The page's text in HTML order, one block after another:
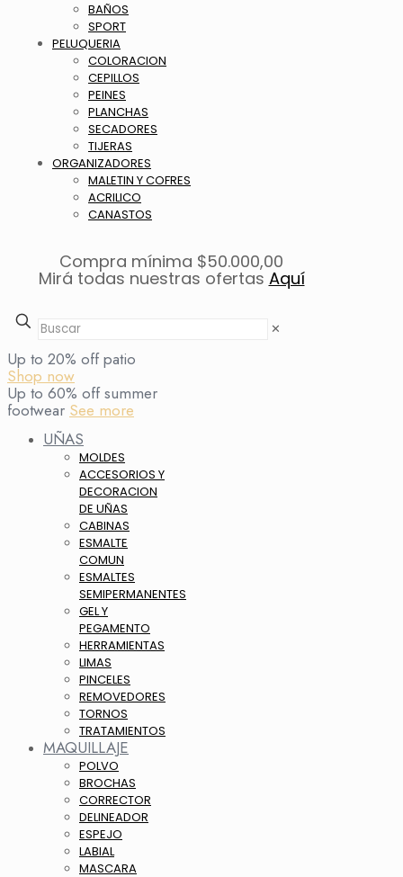
BAÑOS
SPORT
PELUQUERIA
COLORACION
CEPILLOS
PEINES
PLANCHAS
SECADORES
TIJERAS
ORGANIZADORES
MALETIN Y COFRES
ACRILICO
CANASTOS
Compra mínima $50.000,00
Mirá todas nuestras ofertas Aquí
✕
Up to 20% off patio
Shop now
Up to 60% off summer
footwear See more
UÑAS
MOLDES
ACCESORIOS Y
DECORACION
DE UÑAS
CABINAS
ESMALTE
COMUN
ESMALTES
SEMIPERMANENTES
GEL Y
PEGAMENTO
HERRAMIENTAS
LIMAS
PINCELES
REMOVEDORES
TORNOS
TRATAMIENTOS
MAQUILLAJE
POLVO
BROCHAS
CORRECTOR
DELINEADOR
ESPEJO
LABIAL
MASCARA